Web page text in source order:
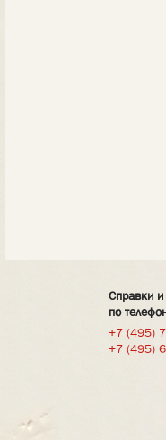
Справки и
по
+7 (495)
+7 (495)